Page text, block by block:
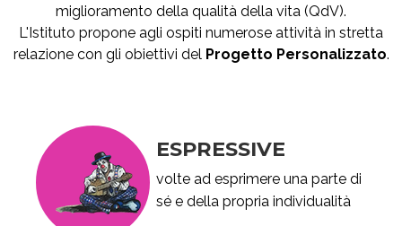
miglioramento della qualità della vita (QdV).
L'Istituto propone agli ospiti numerose attività in stretta
relazione con gli obiettivi del Progetto Personalizzato.
ESPRESSIVE
volte ad esprimere una parte di
sé e della propria individualità